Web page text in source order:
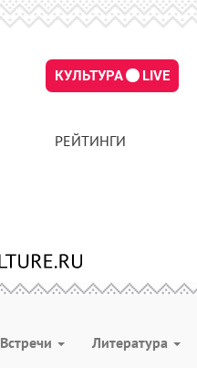
КУЛЬТУРА LIVE
РЕЙТИНГИ
Встречи Литература